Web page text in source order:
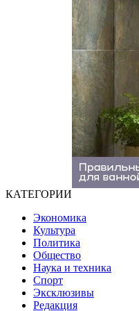
КАТЕГОРИИ
Экономика
Культура
Политика
Общество
Наука и техника
Спорт
Эксклюзивы
Редакция